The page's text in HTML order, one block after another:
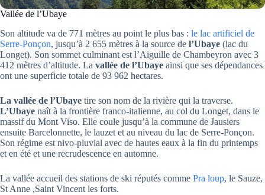
Vallée de l’Ubaye
Son altitude va de 771 mètres au point le plus bas : le lac artificiel de
Serre-Ponçon, jusqu’à 2 655 mètres à la source de l’Ubaye (lac du
Longet). Son sommet culminant est l’Aiguille de Chambeyron avec 3
412 mètres d’altitude. La vallée de l’Ubaye ainsi que ses dépendances
ont une superficie totale de 93 962 hectares.
La vallée de l’Ubaye tire son nom de la rivière qui la traverse.
L’Ubaye naît à la frontière franco-italienne, au col du Longet, dans le
massif du Mont Viso. Elle coule jusqu’à la commune de Jausiers
ensuite Barcelonnette, le lauzet et au niveau du lac de Serre-Ponçon.
Son régime est nivo-pluvial avec de hautes eaux à la fin du printemps
et en été et une recrudescence en automne.
La vallée accueil des stations de ski réputés comme Pra loup, le Sauze,
St Anne ,Saint Vincent les forts.